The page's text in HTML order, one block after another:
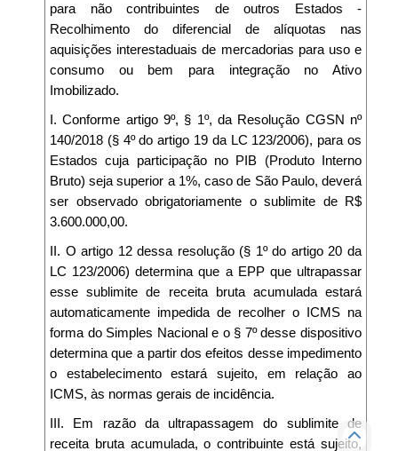
para não contribuintes de outros Estados -
Recolhimento do diferencial de alíquotas nas
aquisições interestaduais de mercadorias para uso e
consumo ou bem para integração no Ativo
Imobilizado.
I. Conforme artigo 9º, § 1º, da Resolução CGSN nº
140/2018 (§ 4º do artigo 19 da LC 123/2006), para os
Estados cuja participação no PIB (Produto Interno
Bruto) seja superior a 1%, caso de São Paulo, deverá
ser observado obrigatoriamente o sublimite de R$
3.600.000,00.
II. O artigo 12 dessa resolução (§ 1º do artigo 20 da
LC 123/2006) determina que a EPP que ultrapassar
esse sublimite de receita bruta acumulada estará
automaticamente impedida de recolher o ICMS na
forma do Simples Nacional e o § 7º desse dispositivo
determina que a partir dos efeitos desse impedimento
o estabelecimento estará sujeito, em relação ao
ICMS, às normas gerais de incidência.
III. Em razão da ultrapassagem do sublimite de
receita bruta acumulada, o contribuinte está sujeito,